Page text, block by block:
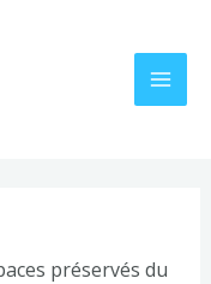
préservés du